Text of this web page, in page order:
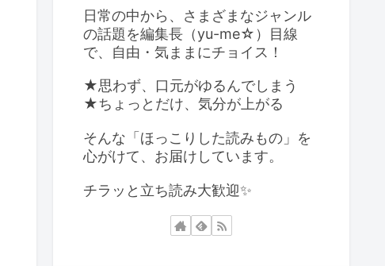
日常の中から、さまざまなジャンル
の話題を編集長（yu-me☆）目線
で、自由・気ままにチョイス！
★思わず、口元がゆるんでしまう
★ちょっとだけ、気分が上がる
そんな「ほっこりした読みもの」を
心がけて、お届けしています。
チラッと立ち読み大歓迎✨️